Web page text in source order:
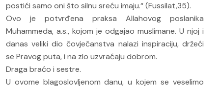
postići samo oni što silnu sreću imaju.“ (Fussilat,35).
Ovo je potvrđena praksa Allahovog poslanika
Muhammeda, a.s., kojom je odgajao muslimane. U njoj i
danas veliki dio čovječanstva nalazi inspiraciju, držeći
se Pravog puta, i na zlo uzvraćaju dobrom.
Draga braćo i sestre.
U ovome blagoslovljenom danu, u kojem se veselimo